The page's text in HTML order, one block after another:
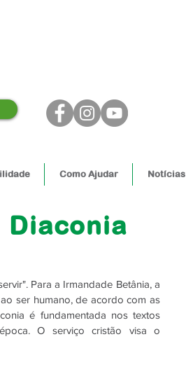
Como Ajudar Notícias
Diaconia
Para a Irmandade Betânia, a
ser humano, de acordo com as
é fundamentada nos textos
O serviço cristão visa o